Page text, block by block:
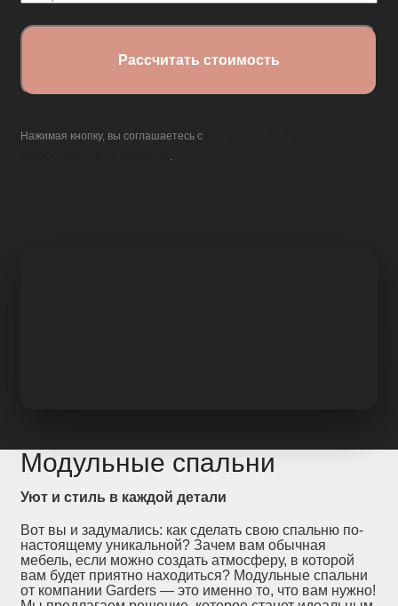
Нажимая кнопку, вы соглашаетесь с
.
Модульные спальни
Уют и стиль в каждой детали
Вот вы и задумались: как сделать свою спальню по-
настоящему уникальной? Зачем вам обычная
мебель, если можно создать атмосферу, в которой
вам будет приятно находиться? Модульные спальни
от компании Garders — это именно то, что вам нужно!